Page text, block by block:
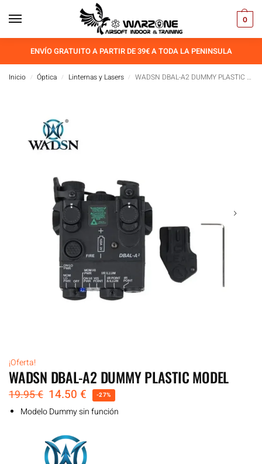
0
ENVÍO GRATUITO A PARTIR DE 39€ A TODA LA PENINSULA
Inicio / Óptica / Linternas y Lasers / WADSN DBAL-A2 DUMMY PLASTIC MODEL
¡Oferta!
WADSN DBAL-A2 DUMMY PLASTIC MODEL
19.95€ 14.50 € -27%
Modelo Dummy sin función